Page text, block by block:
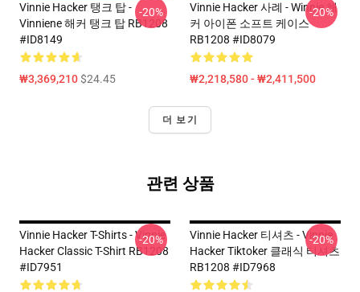
Vinnie Hacker 탱크 탑 -
Vinniene 해커 탱크 탑 RB1208
#ID8149
₩3,369,210$24.45
-20%
Vinnie Hacker 사례 - Winnie 해
커 아이폰 소프트 케이스
RB1208 #ID8079
₩2,218,580 - ₩2,411,500
-20%
더 보기
관련 상품
Vinnie Hacker T-Shirts - Vinnie
Hacker Classic T-Shirt RB1208
#ID7951
-20%
Vinnie Hacker 티셔츠 - Vinnie
Hacker Tiktoker 클래식 티셔츠
RB1208 #ID7968
-20%